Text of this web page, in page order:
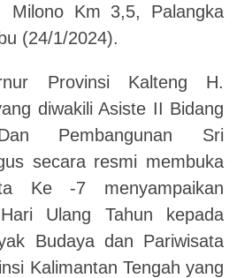
Milono Km 3,5, Palangka
(24/1/2024).
Provinsi Kalteng H.
diwakili Asiste II Bidang
Pembangunan Sri
secara resmi membuka
Ke -7 menyampaikan
Ulang Tahun kepada
Budaya dan Pariwisata
Kalimantan Tengah yang